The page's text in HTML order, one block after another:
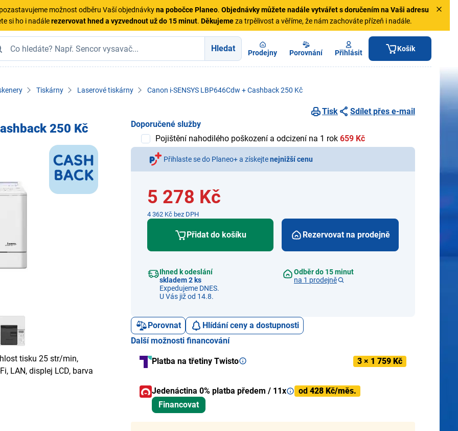
možnost odběru Vaší objednávkyna pobočce Planeo. Objednávkymůžete nadále vytvářet s doručením na Vaši adresu
si ho i nadálerezervovat hned a vyzvednout už do 15 minut. Děkujemeza trpělivost a věříme, že nám zachováte přízeň i nadále.
Hledat Prodejny Porovnání Přihlásit Košík
Tiskárny Laserové tiskárny Canon i-SENSYS LBP646Cdw + Cashback 250 Kč
250 Kč
LAN, displej LCD, barva
Tisk
Sdílet přes e-mail
Doporučené služby
Pojištění nahodilého poškození a odcizení na 1 rok 659 Kč
Přihlaste se do Planeo+ a získejtenejnižší cenu
5 278 Kč
4 362 Kč bez DPH
Přidat do košíku
Ihned k odeslání
skladem 2 ks
Expedujeme DNES.
U Vás již od 14.8.
Rezervovat na prodejně
Odběr do 15 minut
na 1 prodejně
Porovnat
Hlídání ceny a dostupnosti
Další možnosti financování
Platba na třetiny Twisto 3 × 1 759 Kč
Jedenáctina 0% platba předem / 11x od 428 Kč/měs.
Financovat